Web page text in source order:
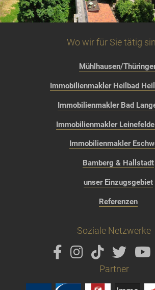
Wo wir für Sie tätig
Mühlhausen/
Immobilienmakler Heilbad
Immobilienmakler Bad
Immobilienmakler
Immobilienmakler
Bamberg & Hallstadt
unser Einzugsgebiet
Referenzen
Soziale Netzwerke
Partner